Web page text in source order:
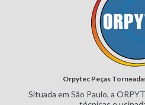
Orpytec Peças
Situada em São Paulo, a